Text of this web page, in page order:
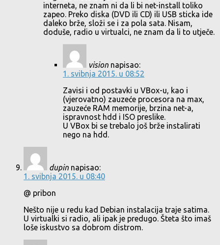
interneta, ne znam ni da li bi net-install toliko
zapeo. Preko diska (DVD ili CD) ili USB sticka ide
daleko brže, složi se i za pola sata. Nisam,
doduše, radio u virtualci, ne znam da li to utječe.
vision napisao:
1. svibnja 2015. u 08:52
Zavisi i od postavki u VBox-u, kao i
(vjerovatno) zauzeće procesora na max,
zauzeće RAM memorije, brzina net-a,
ispravnost hdd i ISO preslike.
U VBox bi se trebalo još brže instalirati
nego na hdd.
dupin napisao:
1. svibnja 2015. u 08:40
@ pribon
Nešto nije u redu kad Debian instalacija traje satima.
U virtualki si radio, ali ipak je predugo. Šteta što imaš
loše iskustvo sa dobrom distrom.